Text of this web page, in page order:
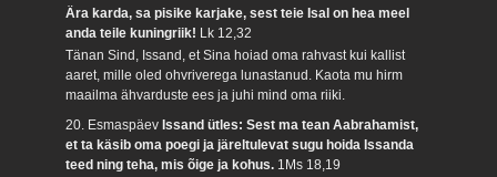
Ära karda, sa pisike karjake, sest teie Isal on hea meel
anda teile kuningriik! Lk 12,32
Tänan Sind, Issand, et Sina hoiad oma rahvast kui kallist
aaret, mille oled ohvriverega lunastanud. Kaota mu hirm
maailma ähvarduste ees ja juhi mind oma riiki.
20. EsmaspäevIssand ütles: Sest ma tean Aabrahamist,
et ta käsib oma poegi ja järeltulevat sugu hoida Issanda
teed ning teha, mis õige ja kohus. 1Ms 18,19